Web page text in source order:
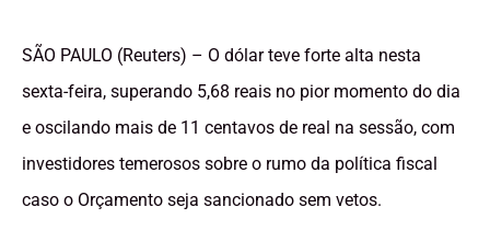
SÃO PAULO (Reuters) – O dólar teve forte alta nesta
sexta-feira, superando 5,68 reais no pior momento do dia
e oscilando mais de 11 centavos de real na sessão, com
investidores temerosos sobre o rumo da política fiscal
caso o Orçamento seja sancionado sem vetos.